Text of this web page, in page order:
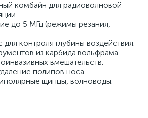
комбайн для радиоволновой
до 5 МГц (режимы резания,
контроля глубины воздействия.
из карбида вольфрама.
вмешательств:
полипов носа.
щипцы, волноводы.